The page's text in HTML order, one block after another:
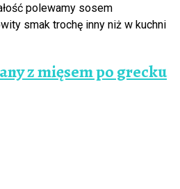
polewamy sosem
smak trochę inny niż w kuchni
z mięsem po grecku